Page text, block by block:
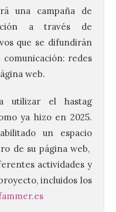
una campaña de
a través de
que se difundirán
redes
web.
utilizar el hastag
ya hizo en 2025.
un espacio
de su página web,
actividades y
incluidos los